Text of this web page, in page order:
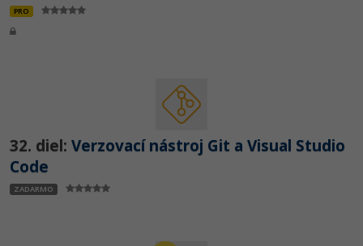
PRO
32. diel: Verzovací nástroj Git a Visual Studio
Code
ZADARMO